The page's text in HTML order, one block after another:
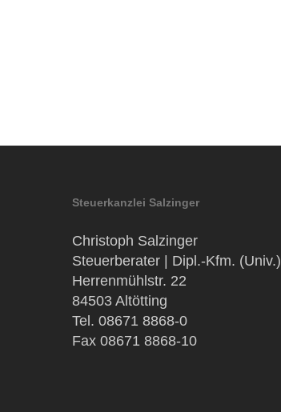
Steuerkanzlei Salzinger
Christoph Salzinger
Steuerberater | Dipl.-Kfm. (Univ.)
Herrenmühlstr. 22
84503 Altötting
Tel. 08671 8868-0
Fax 08671 8868-10